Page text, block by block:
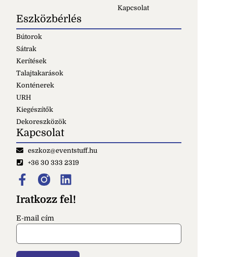
Kapcsolat
Eszközbérlés
Bútorok
Sátrak
Kerítések
Talajtakarások
Konténerek
URH
Kiegészítők
Dekoreszközök
Kapcsolat
eszkoz@eventstuff.hu
+36 30 333 2319
Iratkozz fel!
E-mail cím